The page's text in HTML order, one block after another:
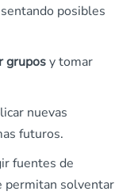
posibles
gruposy tomar
nuevas
futuros.
fuentes de
permitan solventar